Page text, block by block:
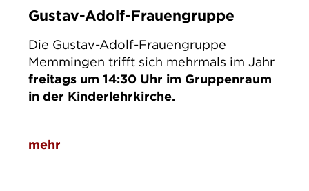
Gustav-Adolf-Frauengruppe
Die Gustav-Adolf-Frauengruppe
Memmingen trifft sich mehrmals im Jahr
freitags um 14:30 Uhr im Gruppenraum
in der Kinderlehrkirche.
mehr